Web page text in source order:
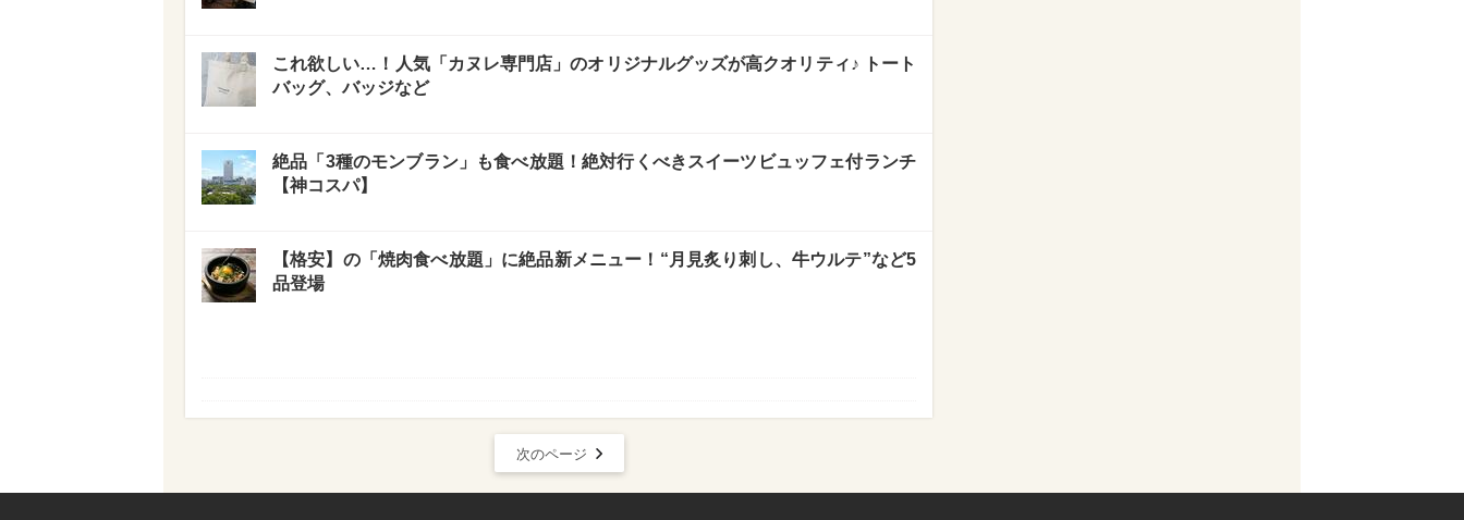
これ欲しい…！人気「カヌレ専門店」のオリジナルグッズが高クオリティ♪ トート
バッグ、バッジなど
絶品「3種のモンブラン」も食べ放題！絶対行くべきスイーツビュッフェ付ランチ
【神コスパ】
【格安】の「焼肉食べ放題」に絶品新メニュー！“月見炙り刺し、牛ウルテ”など5
品登場
次のページ